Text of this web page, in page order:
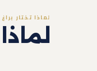
لماذا تختار